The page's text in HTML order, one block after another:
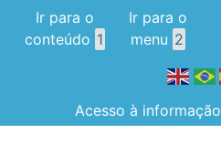
Ir para o
conteúdo 1
Ir para o
menu 2
Acesso à informação